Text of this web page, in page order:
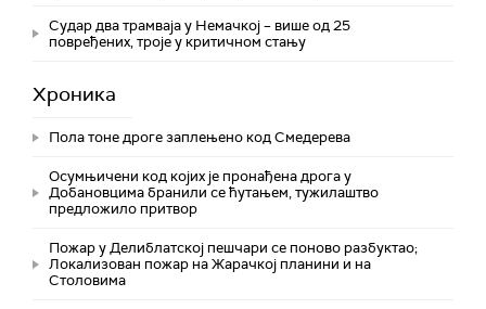
Судар два трамваја у Немачкој – више од 25
повређених, троје у критичном стању
Хроника
Пола тоне дроге заплењено код Смедерева
Осумњичени код којих је пронађена дрога у
Добановцима бранили се ћутањем, тужилаштво
предложило притвор
Пожар у Делиблатској пешчари се поново разбуктао;
Локализован пожар на Жарачкој планини и на
Столовима